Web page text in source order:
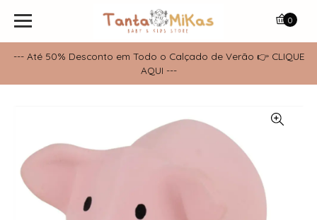
--- Até 50% Desconto em Todo o Calçado de Verão 👉 CLIQUE
AQUI ---
0